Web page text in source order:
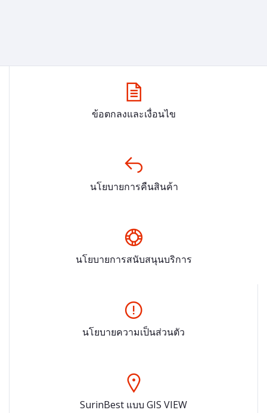
ข้อตกลงและเงื่อนไข
นโยบายการคืนสินค้า
นโยบายการสนับสนุนบริการ
นโยบายความเป็นส่วนตัว
SurinBest แบบ GIS VIEW